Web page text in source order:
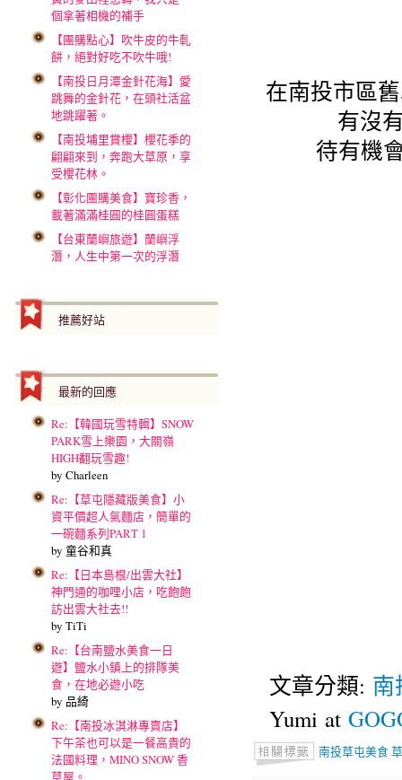
個拿著相機的補手
【團購點心】吹牛皮的牛軋
餅，絕對好吃不吹牛哦!
【南投日月潭金針花海】愛
跳舞的金針花，在頭社活盆
地跳躍著。
【南投埔里賞櫻】櫻花季的
翩翩來到，奔跑大草原，享
受櫻花林。
【彰化團購美食】寶珍香，
載著滿滿桂圓的桂圓蛋糕
【台東蘭嶼旅遊】蘭嶼浮
潛，人生中第一次的浮潛
推薦好站
最新的回應
Re:【韓國玩雪特輯】SNOW
PARK雪上樂園，大關嶺
HIGH翻玩雪趣!
by Charleen
Re:【草屯隱藏版美食】小
資平價超人氣麵店，簡單的
一碗麵系列PART 1
by 童谷和真
Re:【日本島根/出雲大社】
神門通的咖哩小店，吃飽飽
訪出雲大社去!!
by TiTi
Re:【台南鹽水美食一日
遊】鹽水小鎮上的排隊美
食，在地必遊小吃
by 品綺
Re:【南投冰淇淋專賣店】
下午茶也可以是一餐高貴的
法國料理，MINO SNOW 香
草屋。
在南投市區
有沒
待有機
文章分類: 南
Yumi at
南投草屯美食